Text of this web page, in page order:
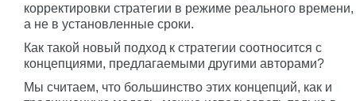
корректировки стратегии в режиме реального времени,
а не в установленные сроки.
Как такой новый подход к стратегии соотносится с
концепциями, предлагаемыми другими авторами?
Мы считаем, что большинство этих концепций, как и